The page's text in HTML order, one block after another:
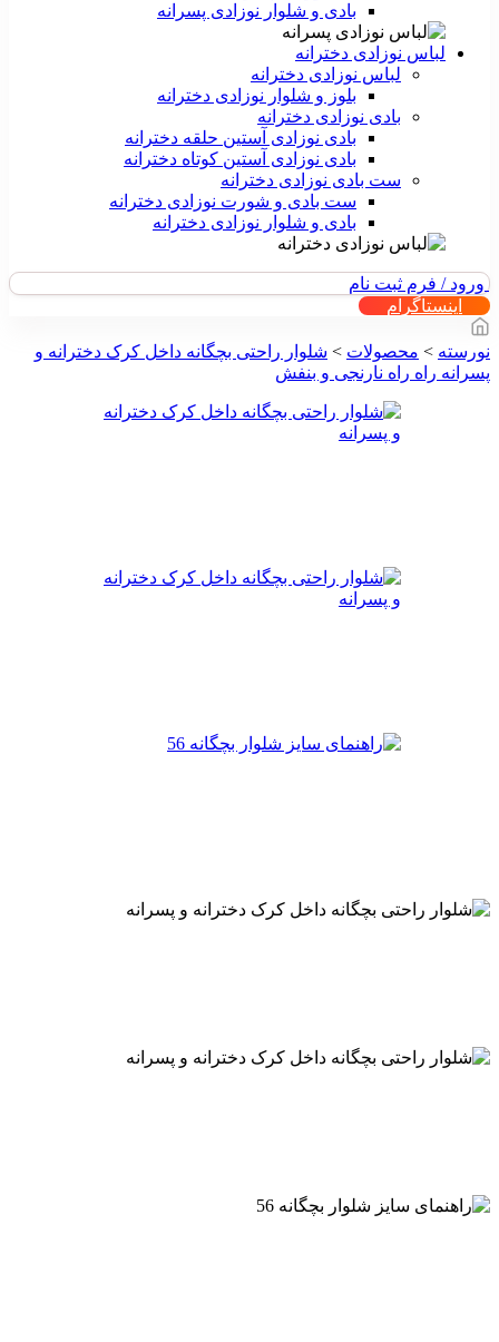
بادی و شلوار نوزادی پسرانه
لباس نوزادی دخترانه
لباس نوزادی دخترانه
بلوز و شلوار نوزادی دخترانه
بادی نوزادی دخترانه
بادی نوزادی آستین حلقه دخترانه
بادی نوزادی آستین کوتاه دخترانه
ست بادی نوزادی دخترانه
ست بادی و شورت نوزادی دخترانه
بادی و شلوار نوزادی دخترانه
ورود / فرم ثبت نام
اینستاگرام
نورسته > محصولات > شلوار راحتی بچگانه داخل کرک دخترانه و
پسرانه راه راه نارنجی و بنفش